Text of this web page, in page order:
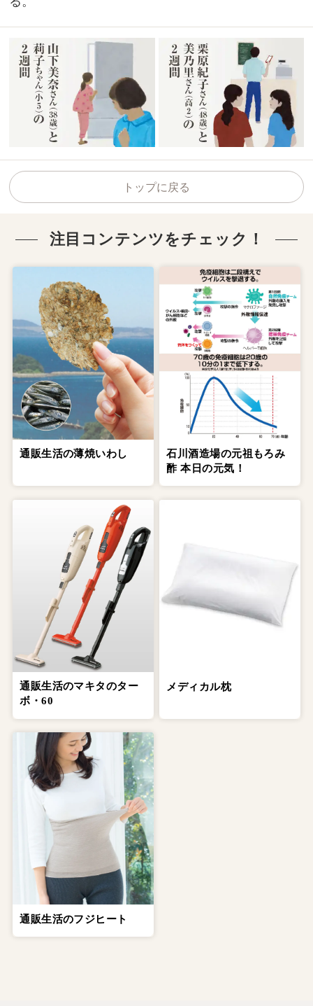
トップに戻る
注目コンテンツをチェック！
通販生活の薄焼いわし
石川酒造場の元祖もろみ
酢 本日の元気！
通販生活のマキタのター
ボ・60
メディカル枕
通販生活のフジヒート